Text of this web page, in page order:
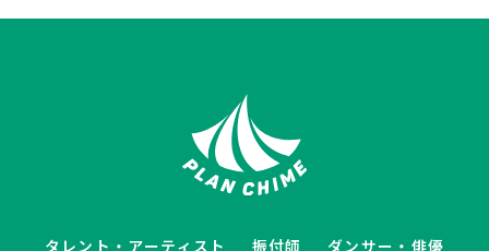
タレント・アーティスト 振付師 ダンサー・俳優